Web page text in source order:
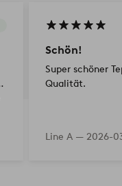
Schön!
Super schöner
Qualität.
Line A — 2026-